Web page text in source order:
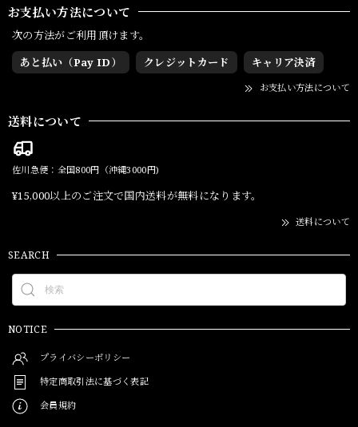
お支払い方法について
次の方法がご利用頂けます。
あと払い（Pay ID）
クレジットカード キャリア決済
お支払い方法について
送料について
佐川急便：全国800円（沖縄3000円)
¥15,000以上のご注文で国内送料が無料になります。
送料について
SEARCH
NOTICE
プライバシーポリシー
特定商取引法に基づく表記
会員規約